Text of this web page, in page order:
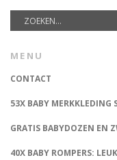
MENU
CONTACT
53X BABY MERKKLEDING
GRATIS BABYDOZEN EN
40X BABY ROMPERS: